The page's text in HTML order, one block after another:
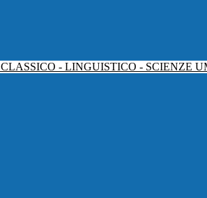
CLASSICO - LINGUISTICO - SCIENZE